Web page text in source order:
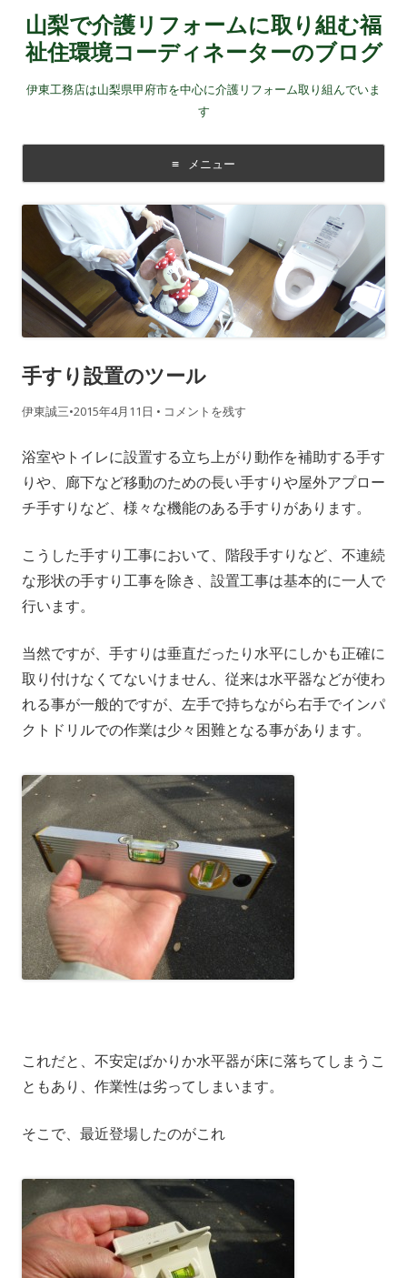
山梨で介護リフォームに取り組む福
祉住環境コーディネーターのブログ
伊東工務店は山梨県甲府市を中心に介護リフォーム取り組んでいま
す
メニュー
コンテンツに移動する
手すり設置のツール
伊東誠三•2015年4月11日 • コメントを残す
浴室やトイレに設置する立ち上がり動作を補助する手す
りや、廊下など移動のための長い手すりや屋外アプロー
チ手すりなど、様々な機能のある手すりがあります。
こうした手すり工事において、階段手すりなど、不連続
な形状の手すり工事を除き、設置工事は基本的に一人で
行います。
当然ですが、手すりは垂直だったり水平にしかも正確に
取り付けなくてないけません、従来は水平器などが使わ
れる事が一般的ですが、左手で持ちながら右手でインパ
クトドリルでの作業は少々困難となる事があります。
これだと、不安定ばかりか水平器が床に落ちてしまうこ
ともあり、作業性は劣ってしまいます。
そこで、最近登場したのがこれ